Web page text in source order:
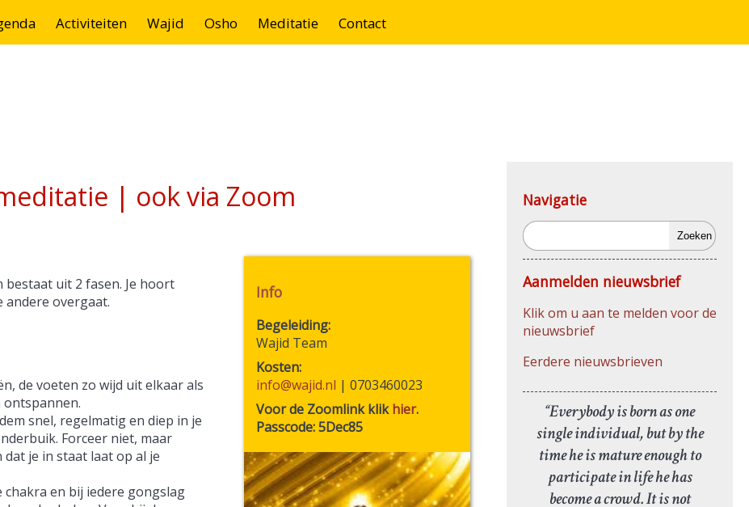
Activiteiten Wajid Osho Meditatie Contact
| ook via Zoom
Info
Begeleiding
Wajid Team
Kosten
info@wajid.nl | 0703460023
Voor de Zoomlink klikhier.
Passcode: 5Dec85
uit 2 fasen. Je hoort
andere overgaat.
de voeten zo wijd uit elkaar als
ontspannen.
snel, regelmatig en diep in je
Forceer niet, maar
je in staat laat op al je
en bij iedere gongslag
Navigatie
Zoeken
Aanmelden nieuwsbrief
Klik om u aan te melden voor de
nieuwsbrief
Eerdere nieuwsbrieven
“Everybody is born as one
single individual, but by the
time he is mature enough to
participate in life he has
become a crowd. It is not